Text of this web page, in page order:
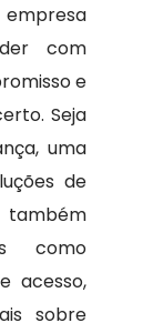
com
e
Seja
uma
de
como
acesso,
sobre